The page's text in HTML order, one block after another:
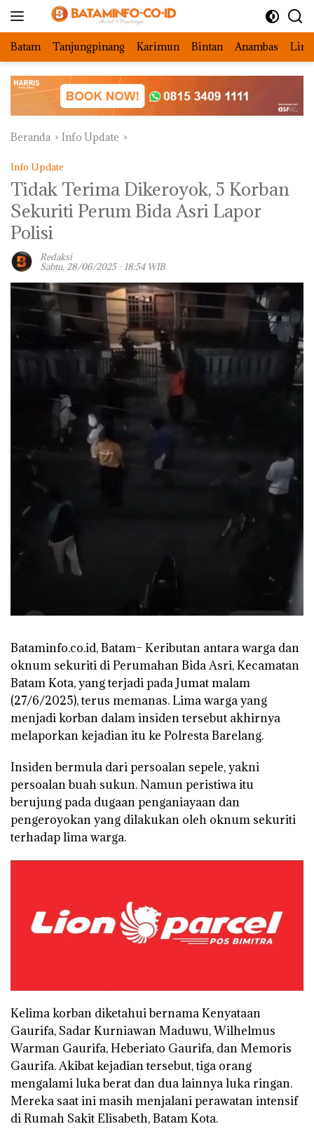
Batam Tanjungpinang Karimun Bintan Anambas
Beranda Info Update
Info Update
Tidak Terima Dikeroyok, 5 Korban
Sekuriti Perum Bida Asri Lapor
Polisi
Redaksi
Sabtu, 28/06/2025 - 18:54 WIB
Bataminfo.co.id, Batam– Keributan antara warga dan
oknum sekuriti di Perumahan Bida Asri, Kecamatan
Batam Kota, yang terjadi pada Jumat malam
(27/6/2025), terus memanas. Lima warga yang
menjadi korban dalam insiden tersebut akhirnya
melaporkan kejadian itu ke Polresta Barelang.
Insiden bermula dari persoalan sepele, yakni
persoalan buah sukun. Namun peristiwa itu
berujung pada dugaan penganiayaan dan
pengeroyokan yang dilakukan oleh oknum sekuriti
terhadap lima warga.
Kelima korban diketahui bernama Kenyataan
Gaurifa, Sadar Kurniawan Maduwu, Wilhelmus
Warman Gaurifa, Heberiato Gaurifa, dan Memoris
Gaurifa. Akibat kejadian tersebut, tiga orang
mengalami luka berat dan dua lainnya luka ringan.
Mereka saat ini masih menjalani perawatan intensif
di Rumah Sakit Elisabeth, Batam Kota.